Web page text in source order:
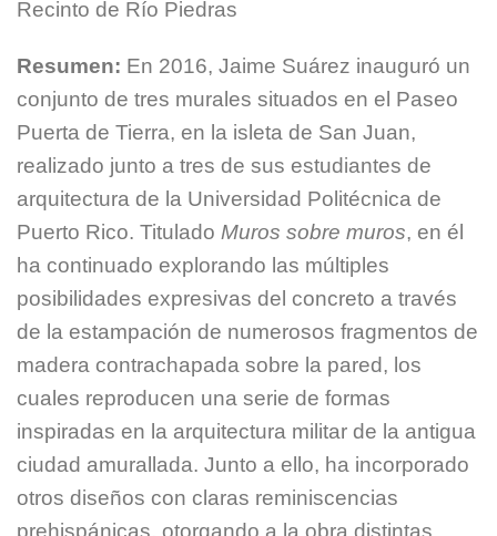
Recinto de Río Piedras
Resumen: En 2016, Jaime Suárez inauguró un
conjunto de tres murales situados en el Paseo
Puerta de Tierra, en la isleta de San Juan,
realizado junto a tres de sus estudiantes de
arquitectura de la Universidad Politécnica de
Puerto Rico. Titulado Muros sobre muros, en él
ha continuado explorando las múltiples
posibilidades expresivas del concreto a través
de la estampación de numerosos fragmentos de
madera contrachapada sobre la pared, los
cuales reproducen una serie de formas
inspiradas en la arquitectura militar de la antigua
ciudad amurallada. Junto a ello, ha incorporado
otros diseños con claras reminiscencias
prehispánicas, otorgando a la obra distintas